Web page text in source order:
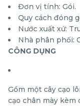
Đơn vị tính: Gói.
Quy cách đóng
Nước xuất xứ:
Nhà phân phối:
CÔNG DỤNG
Gồm một cây cạo
cạo chân mày kèm